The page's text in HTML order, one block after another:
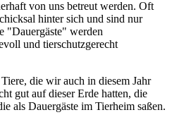
von uns betreut werden. Oft
hinter sich und sind nur
"Dauergäste" werden
und tierschutzgerecht
die wir auch in diesem Jahr
gut auf dieser Erde hatten, die
als Dauergäste im Tierheim saßen.